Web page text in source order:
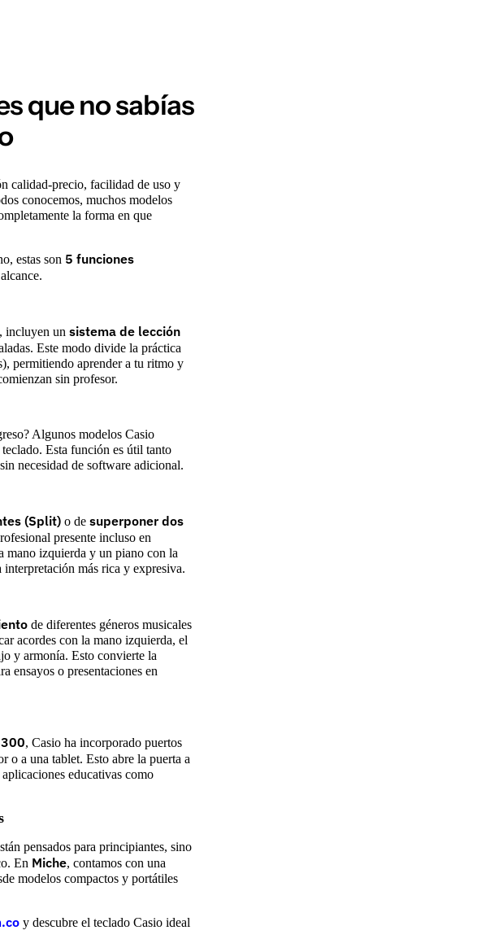
que no sabías
calidad-precio, facilidad de uso y
conocemos, muchos modelos
la forma en que
estas son 5 funciones
, incluyen un sistema de lección
Este modo divide la práctica
permitiendo aprender a tu ritmo y
sin profesor.
Algunos modelos Casio
Esta función es útil tanto
necesidad de software adicional.
(Split) o de superponer dos
presente incluso en
mano izquierda y un piano con la
más rica y expresiva.
de diferentes géneros musicales
acordes con la mano izquierda, el
y armonía. Esto convierte la
ensayos o presentaciones en
, Casio ha incorporado puertos
o a una tablet. Esto abre la puerta a
educativas como
pensados para principiantes, sino
En Miche, contamos con una
modelos compactos y portátiles
y descubre el teclado Casio ideal